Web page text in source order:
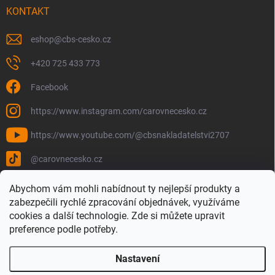
Abychom vám mohli nabídnout ty nejlepší produkty a
zabezpečili rychlé zpracování objednávek, využíváme
cookies a další technologie. Zde si můžete upravit
preference podle potřeby.
Nastavení
KONTAKT
eshop@cbs-cesko.cz
+420 725 433 773
Facebook
https://www.instagram.com/carovnecesko.cz
https://www.youtube.com/@cbsnakladatelstvi2707
@carovnecesko.cz